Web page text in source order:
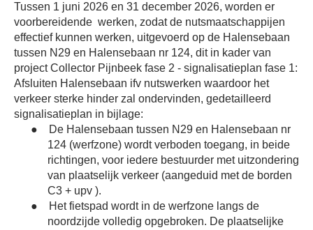
Tussen 1 juni 2026 en 31 december 2026, worden er
voorbereidende werken, zodat de nutsmaatschappijen
effectief kunnen werken, uitgevoerd op de Halensebaan
tussen N29 en Halensebaan nr 124, dit in kader van
project Collector Pijnbeek fase 2 - signalisatieplan fase 1:
Afsluiten Halensebaan ifv nutswerken waardoor het
verkeer sterke hinder zal ondervinden, gedetailleerd
signalisatieplan in bijlage:
●
De Halensebaan tussen N29 en Halensebaan nr
124 (werfzone) wordt verboden toegang, in beide
richtingen, voor iedere bestuurder met uitzondering
van plaatselijk verkeer (aangeduid met de borden
C3 + upv ).
●
Het fietspad wordt in de werfzone langs de
noordzijde volledig opgebroken. De plaatselijke